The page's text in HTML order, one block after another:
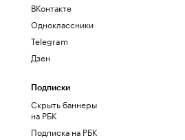
ВКонтакте
Одноклассники
Telegram
Дзен
Подписки
Скрыть баннеры
на РБК
Подписка на РБК